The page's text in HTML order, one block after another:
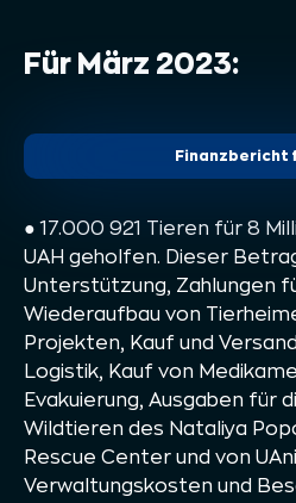
Für März 2023:
Finanzbericht
● 17.000 921 Tieren für 8
UAH geholfen. Dieser
Unterstützung, Zahlungen
Wiederaufbau von
Projekten, Kauf und
Logistik, Kauf von
Evakuierung, Ausgaben für
Wildtieren des Nataliya
Rescue Center und von
Verwaltungskosten und